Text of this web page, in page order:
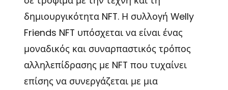
δημιουργικότητα NFT. Η συλλογή Welly
Friends NFT υπόσχεται να είναι ένας
μοναδικός και συναρπαστικός τρόπος
αλληλεπίδρασης με NFT που τυχαίνει
επίσης να συνεργάζεται με μια